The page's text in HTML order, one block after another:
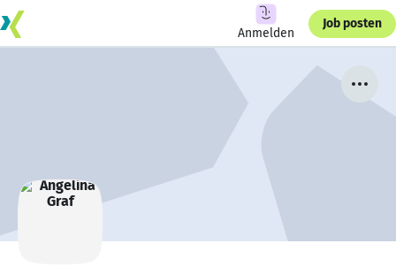
Anmelden
Job posten